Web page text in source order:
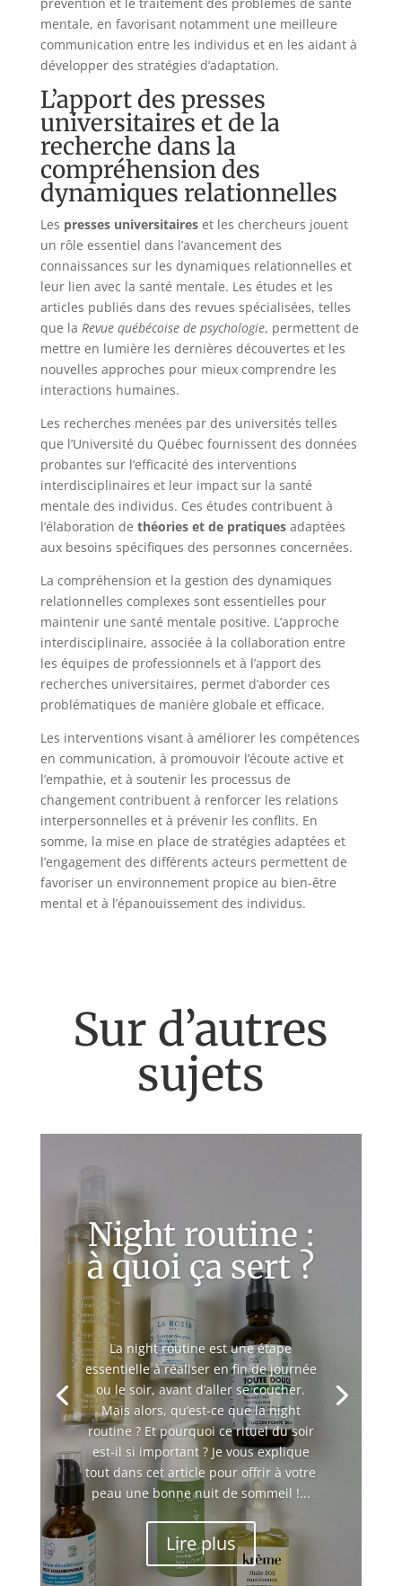
mentale, en favorisant notamment une meilleure
communication entre les individus et en les aidant à
développer des stratégies d’adaptation.
L’apport des presses
universitaires et de la
recherche dans la
compréhension des
dynamiques relationnelles
Les presses universitaireset les chercheurs jouent
un rôle essentiel dans l’avancement des
connaissances sur les dynamiques relationnelles et
leur lien avec la santé mentale. Les études et les
articles publiés dans des revues spécialisées, telles
que la Revue québécoise de psychologie, permettent de
mettre en lumière les dernières découvertes et les
nouvelles approches pour mieux comprendre les
interactions humaines.
Les recherches menées par des universités telles
que l’Université du Québec fournissent des données
probantes sur l’efficacité des interventions
interdisciplinaires et leur impact sur la santé
mentale des individus. Ces études contribuent à
l’élaboration de théories et de pratiquesadaptées
aux besoins spécifiques des personnes concernées.
La compréhension et la gestion des dynamiques
relationnelles complexes sont essentielles pour
maintenir une santé mentale positive. L’approche
interdisciplinaire, associée à la collaboration entre
les équipes de professionnels et à l’apport des
recherches universitaires, permet d’aborder ces
problématiques de manière globale et efficace.
Les interventions visant à améliorer les compétences
en communication, à promouvoir l’écoute active et
l’empathie, et à soutenir les processus de
changement contribuent à renforcer les relations
interpersonnelles et à prévenir les conflits. En
somme, la mise en place de stratégies adaptées et
l’engagement des différents acteurs permettent de
favoriser un environnement propice au bien-être
mental et à l’épanouissement des individus.
Sur d’autres
sujets
Night routine :
à quoi ça sert ?
La night routine est une étape
essentielle à réaliser en fin de journée
ou le soir, avant d’aller se coucher.
Mais alors, qu’est-ce que la night
routine ? Et pourquoi ce rituel du soir
est-il si important ? Je vous explique
tout dans cet article pour offrir à votre
peau une bonne nuit de sommeil !...
Lire plus